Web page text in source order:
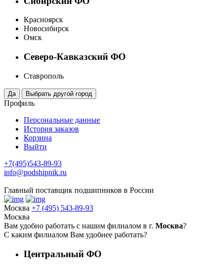
Красноярск
Новосибирск
Омск
Северо-Кавказский ФО
Ставрополь
Профиль
Персональные данные
История заказов
Корзина
Выйти
+7(495)543-89-93
info@podshipnik.ru
Главный поставщик подшипников в России
Москва +7 (495) 543-89-93
Москва
Вам удобно работать с нашим филиалом в г. Москва?
С каким филиалом Вам удобнее работать?
Центральный ФО